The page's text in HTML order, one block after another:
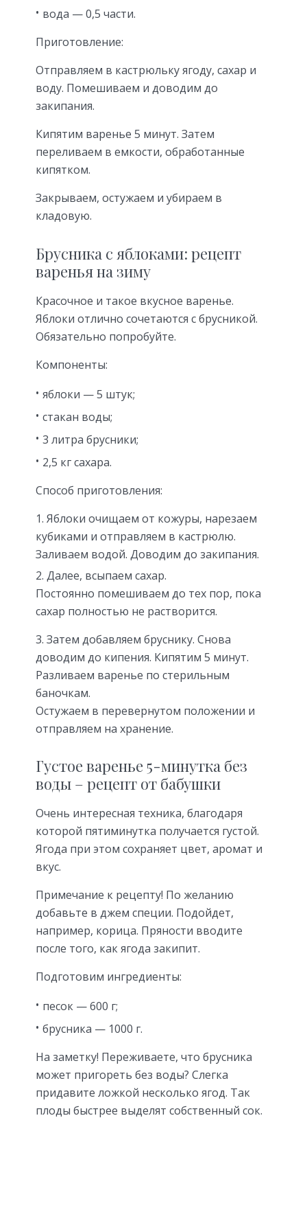
вода — 0,5 части.
Приготовление:
Отправляем в кастрюльку ягоду, сахар и
воду. Помешиваем и доводим до
закипания.
Кипятим варенье 5 минут. Затем
переливаем в емкости, обработанные
кипятком.
Закрываем, остужаем и убираем в
кладовую.
Брусника с яблоками: рецепт
варенья на зиму
Красочное и такое вкусное варенье.
Яблоки отлично сочетаются с брусникой.
Обязательно попробуйте.
Компоненты:
яблоки — 5 штук;
стакан воды;
3 литра брусники;
2,5 кг сахара.
Способ приготовления:
Яблоки очищаем от кожуры, нарезаем
кубиками и отправляем в кастрюлю.
Заливаем водой. Доводим до закипания.
Далее, всыпаем сахар.
Постоянно помешиваем до тех пор, пока
сахар полностью не растворится.
Затем добавляем бруснику. Снова
доводим до кипения. Кипятим 5 минут.
Разливаем варенье по стерильным
баночкам.
Остужаем в перевернутом положении и
отправляем на хранение.
Густое варенье 5-минутка без
воды – рецепт от бабушки
Очень интересная техника, благодаря
которой пятиминутка получается густой.
Ягода при этом сохраняет цвет, аромат и
вкус.
Примечание к рецепту! По желанию
добавьте в джем специи. Подойдет,
например, корица. Пряности вводите
после того, как ягода закипит.
Подготовим ингредиенты:
песок — 600 г;
брусника — 1000 г.
На заметку! Переживаете, что брусника
может пригореть без воды? Слегка
придавите ложкой несколько ягод. Так
плоды быстрее выделят собственный сок.